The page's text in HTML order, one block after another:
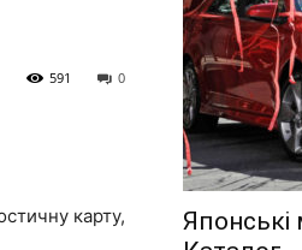
0
591
карту,
Японські